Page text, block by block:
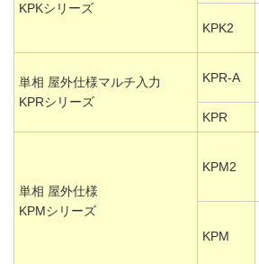
KPKシリーズ
KPK2
単相 屋外仕様マルチ入力
KPRシリーズ
KPR-A
KPR
単相 屋外仕様
KPMシリーズ
KPM2
KPM